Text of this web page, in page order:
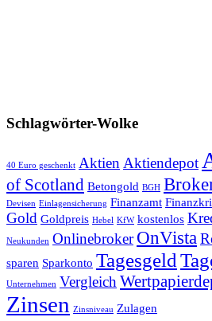
Schlagwörter-Wolke
40 Euro geschenkt Aktien Aktiendepot
of Scotland Betongold BGH
Devisen Einlagensicherung Finanzamt
Gold Goldpreis Hebel KfW kostenlos
Neukunden Onlinebroker OnVista
sparen Sparkonto Tagesgeld
Unternehmen Vergleich
Zinsen Zinsniveau Zulagen